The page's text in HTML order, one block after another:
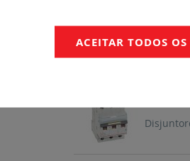
REF.
ACEITAR TODOS